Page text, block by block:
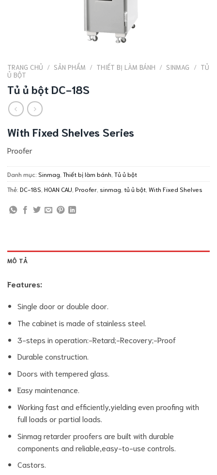
TRANG CHỦ / SẢN PHẨM / THIẾT BỊ LÀM BÁNH / SINMAG / TỦ
Ủ BỘT
Tủ ủ bột DC-18S
With Fixed Shelves Series
Proofer
Danh mục: Sinmag Thiết bị làm bánh Tủ ủ bột
Thẻ: DC-18S HOAN CAU Proofer sinmag tủ ủ bột With Fixed Shelves
MÔ TẢ
Features:
Single door or double door.
The cabinet is made of stainless steel.
3-steps in operation:-Retard;-Recovery;-Proof
Durable construction.
Doors with tempered glass.
Easy maintenance.
Working fast and efficiently,yielding even proofing with
full loads or partial loads.
Sinmag retarder proofers are built with durable
components and reliable,easy-to-use controls.
Castors.